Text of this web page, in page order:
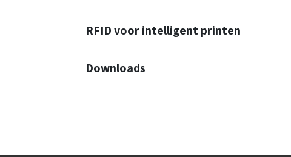
RFID voor intelligent printen
Downloads